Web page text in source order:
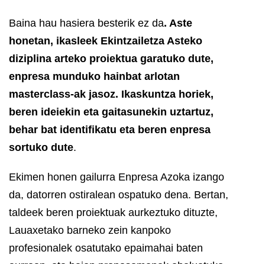
Baina hau hasiera besterik ez da. Aste
honetan, ikasleek Ekintzailetza Asteko
diziplina arteko proiektua garatuko dute,
enpresa munduko hainbat arlotan
masterclass-ak jasoz. Ikaskuntza horiek,
beren ideiekin eta gaitasunekin uztartuz,
behar bat identifikatu eta beren enpresa
sortuko dute.
Ekimen honen gailurra Enpresa Azoka izango
da, datorren ostiralean ospatuko dena. Bertan,
taldeek beren proiektuak aurkeztuko dituzte,
Lauaxetako barneko zein kanpoko
profesionalek osatutako epaimahai baten